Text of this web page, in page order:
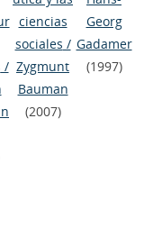
/
ciencias
sociales /
Zygmunt
Bauman
(2007)
Georg
Gadamer
(1997)